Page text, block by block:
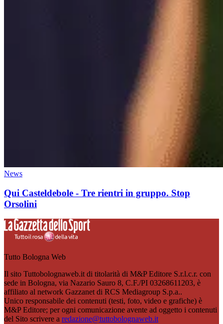
News
Qui Casteldebole - Tre rientri in gruppo. Stop
Orsolini
Tutto Bologna Web
Il sito Tuttobolognaweb.it di titolarità di M&P Editore S.r.l.c.r. con
sede in Bologna, via Nazario Sauro 8, C.F./PI 03268611203, è
affiliato al network Gazzanet di RCS Mediagroup S.p.a..
Unico responsabile dei contenuti (testi, foto, video e grafiche) è
M&P Editore; per ogni comunicazione avente ad oggetto i contenuti
del Sito scrivere a redazione@tuttobolognaweb.it